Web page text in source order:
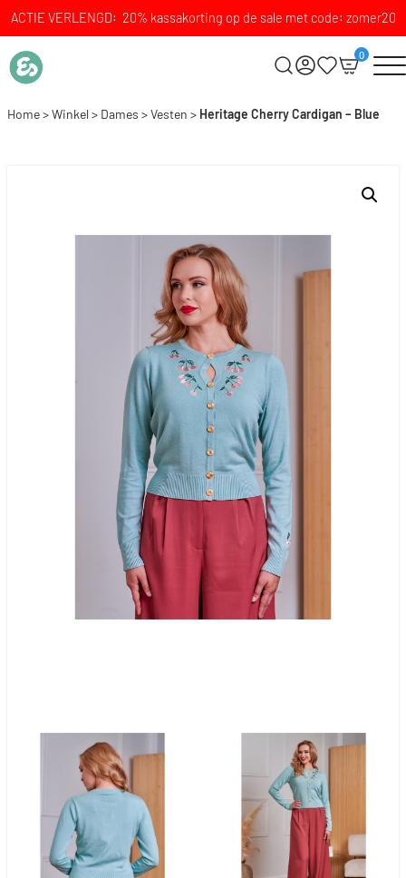
ACTIE VERLENGD: 20% kassakorting op de sale met code: zomer20
0
Home>Winkel> Dames >Vesten > Heritage Cherry Cardigan – Blue